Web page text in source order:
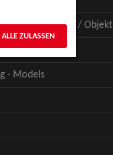
- Figur / Puppe / Objekt
- Talents
- Models
ALLE ZULASSEN